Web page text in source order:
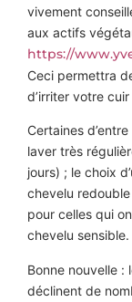
vivement
aux actifs
https://
Ceci permettra
d’irriter votre
Certaines
laver très
jours) ; le choix
chevelu
pour celles qui
chevelu sensible.
Bonne nouvelle :
déclinent de